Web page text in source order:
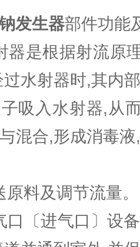
发生器部件功能
器是根据射流原
水射器时,其内
吸入水射器,从
混合,形成消毒
料及调节流量。
口〔进气口〕设